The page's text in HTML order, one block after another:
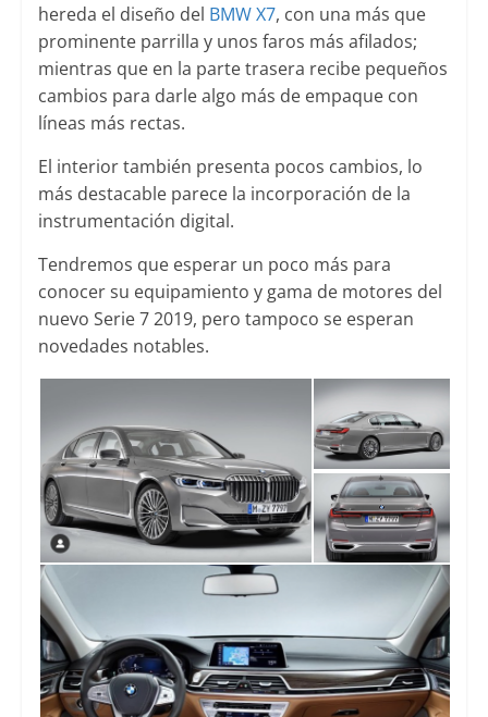
hereda el diseño del BMW X7, con una más que
prominente parrilla y unos faros más afilados;
mientras que en la parte trasera recibe pequeños
cambios para darle algo más de empaque con
líneas más rectas.
El interior también presenta pocos cambios, lo
más destacable parece la incorporación de la
instrumentación digital.
Tendremos que esperar un poco más para
conocer su equipamiento y gama de motores del
nuevo Serie 7 2019, pero tampoco se esperan
novedades notables.